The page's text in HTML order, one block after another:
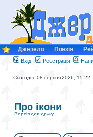
Джерело Поезія
Вхід Реєстрація
Сьогодні: 08 серпня 2026, 15:22
Про ікони
Версія для друку